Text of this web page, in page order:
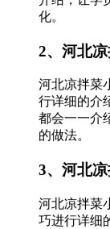
化。
2、河北
河北凉拌菜
行详细的介
都会一一介
的做法。
3、河北
河北凉拌菜
巧进行详细